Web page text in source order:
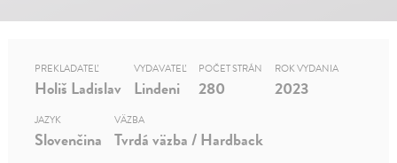
PREKLADATEĽ
Holiš Ladislav
VYDAVATEĽ
Lindeni
POČET STRÁN
280
ROK VYDANIA
2023
JAZYK
Slovenčina
VÄZBA
Tvrdá väzba / Hardback